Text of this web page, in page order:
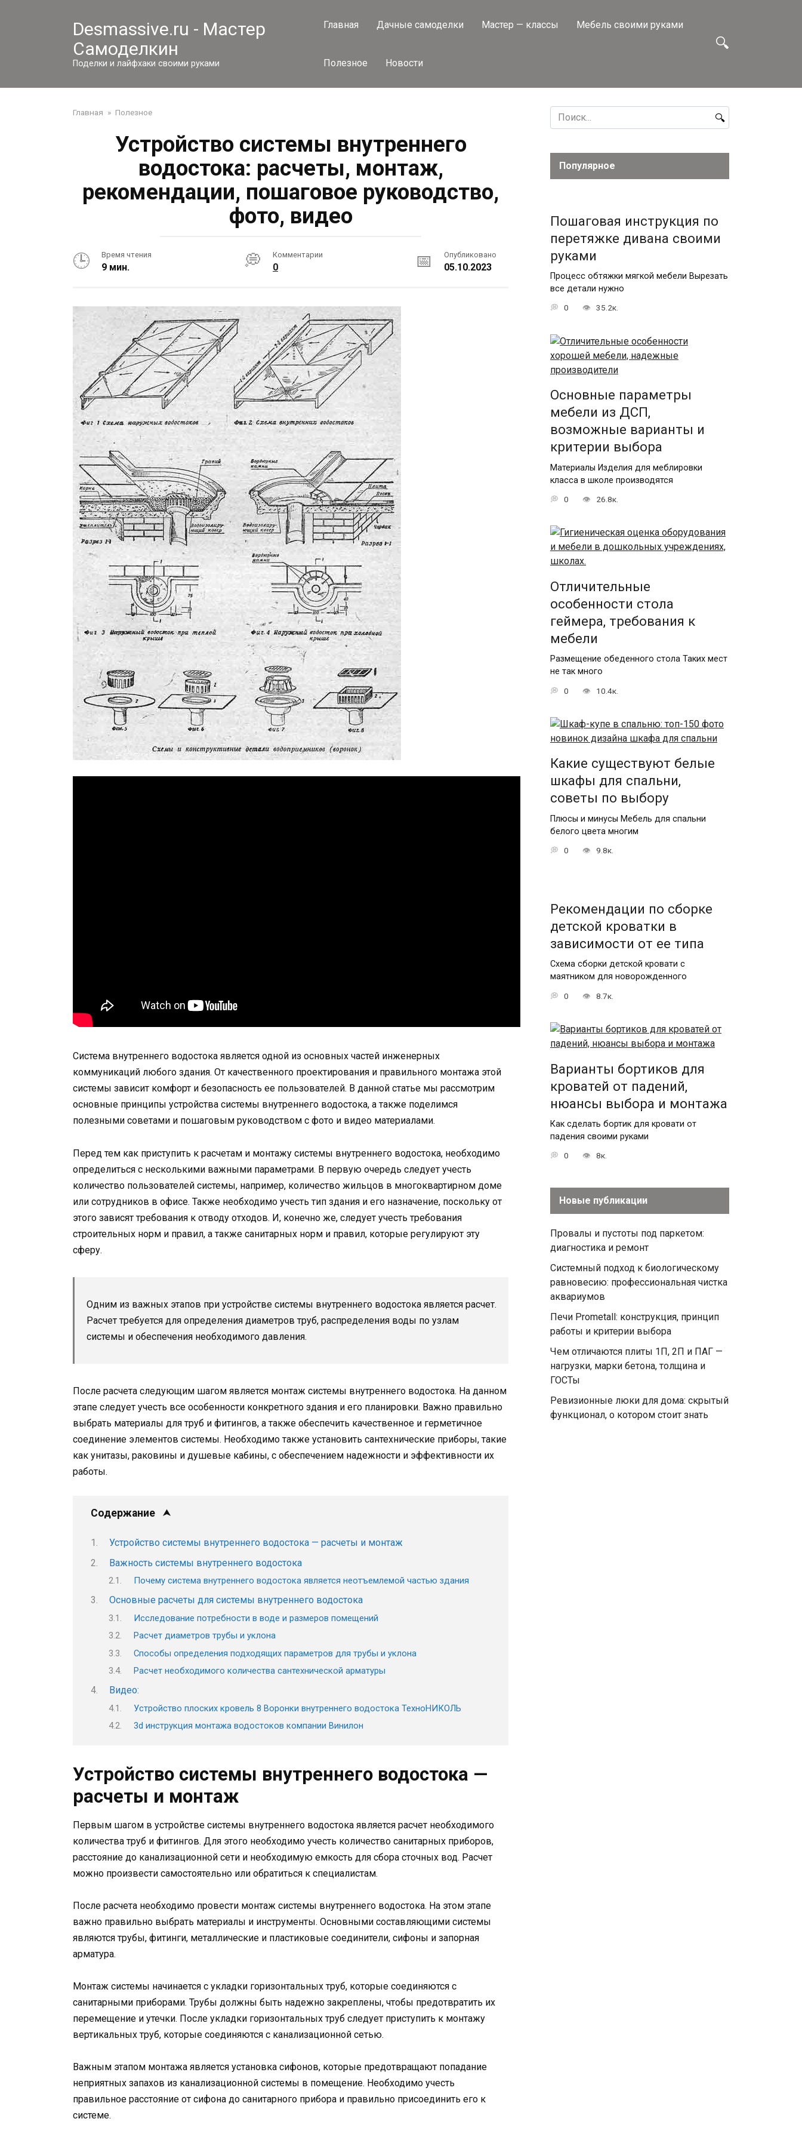
Desmassive.ru - Мастер
Самоделкин
Поделки и лайфхаки своими руками
Главная Дачные самоделки Мастер — классы Мебель своими руками
Полезное Новости
Главная » Полезное
Устройство системы внутреннего
водостока: расчеты, монтаж,
рекомендации, пошаговое руководство,
фото, видео
Время чтения
9 мин.
Комментарии
0
Опубликовано
05.10.2023
Система внутреннего водостока является одной из основных частей инженерных
коммуникаций любого здания. От качественного проектирования и правильного монтажа этой
системы зависит комфорт и безопасность ее пользователей. В данной статье мы рассмотрим
основные принципы устройства системы внутреннего водостока, а также поделимся
полезными советами и пошаговым руководством с фото и видео материалами.
Перед тем как приступить к расчетам и монтажу системы внутреннего водостока, необходимо
определиться с несколькими важными параметрами. В первую очередь следует учесть
количество пользователей системы, например, количество жильцов в многоквартирном доме
или сотрудников в офисе. Также необходимо учесть тип здания и его назначение, поскольку от
этого зависят требования к отводу отходов. И, конечно же, следует учесть требования
строительных норм и правил, а также санитарных норм и правил, которые регулируют эту
сферу.
Одним из важных этапов при устройстве системы внутреннего водостока является расчет.
Расчет требуется для определения диаметров труб, распределения воды по узлам
системы и обеспечения необходимого давления.
После расчета следующим шагом является монтаж системы внутреннего водостока. На данном
этапе следует учесть все особенности конкретного здания и его планировки. Важно правильно
выбрать материалы для труб и фитингов, а также обеспечить качественное и герметичное
соединение элементов системы. Необходимо также установить сантехнические приборы, такие
как унитазы, раковины и душевые кабины, с обеспечением надежности и эффективности их
работы.
Содержание
Устройство системы внутреннего водостока — расчеты и монтаж
Важность системы внутреннего водостока
Почему система внутреннего водостока является неотъемлемой частью здания
Основные расчеты для системы внутреннего водостока
Исследование потребности в воде и размеров помещений
Расчет диаметров трубы и уклона
Способы определения подходящих параметров для трубы и уклона
Расчет необходимого количества сантехнической арматуры
Видео:
Устройство плоских кровель 8 Воронки внутреннего водостока ТехноНИКОЛЬ
3d инструкция монтажа водостоков компании Винилон
Устройство системы внутреннего водостока —
расчеты и монтаж
Первым шагом в устройстве системы внутреннего водостока является расчет необходимого
количества труб и фитингов. Для этого необходимо учесть количество санитарных приборов,
расстояние до канализационной сети и необходимую емкость для сбора сточных вод. Расчет
можно произвести самостоятельно или обратиться к специалистам.
После расчета необходимо провести монтаж системы внутреннего водостока. На этом этапе
важно правильно выбрать материалы и инструменты. Основными составляющими системы
являются трубы, фитинги, металлические и пластиковые соединители, сифоны и запорная
арматура.
Монтаж системы начинается с укладки горизонтальных труб, которые соединяются с
санитарными приборами. Трубы должны быть надежно закреплены, чтобы предотвратить их
перемещение и утечки. После укладки горизонтальных труб следует приступить к монтажу
вертикальных труб, которые соединяются с канализационной сетью.
Важным этапом монтажа является установка сифонов, которые предотвращают попадание
неприятных запахов из канализационной системы в помещение. Необходимо учесть
правильное расстояние от сифона до санитарного прибора и правильно присоединить его к
системе.
Search
for:
Популярное
Пошаговая инструкция по
перетяжке дивана своими
руками
Процесс обтяжки мягкой мебели Вырезать
все детали нужно
0 35.2к.
Основные параметры
мебели из ДСП,
возможные варианты и
критерии выбора
Материалы Изделия для меблировки
класса в школе производятся
0 26.8к.
Отличительные
особенности стола
геймера, требования к
мебели
Размещение обеденного стола Таких мест
не так много
0 10.4к.
Какие существуют белые
шкафы для спальни,
советы по выбору
Плюсы и минусы Мебель для спальни
белого цвета многим
0 9.8к.
Рекомендации по сборке
детской кроватки в
зависимости от ее типа
Схема сборки детской кровати с
маятником для новорожденного
0 8.7к.
Варианты бортиков для
кроватей от падений,
нюансы выбора и монтажа
Как сделать бортик для кровати от
падения своими руками
0 8к.
Новые публикации
Провалы и пустоты под паркетом:
диагностика и ремонт
Системный подход к биологическому
равновесию: профессиональная чистка
аквариумов
Печи Prometall: конструкция, принцип
работы и критерии выбора
Чем отличаются плиты 1П, 2П и ПАГ —
нагрузки, марки бетона, толщина и
ГОСТы
Ревизионные люки для дома: скрытый
функционал, о котором стоит знать